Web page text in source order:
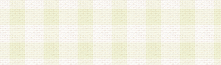
うことができるものとます。
6.会員は、会員登録後当社が定期的に行う登録情
して、当社指定の期間内に更新手続きを行うもの
該期間内に更新手続きを行わない場合、その時点
発行したポイントは失効されるものとします。